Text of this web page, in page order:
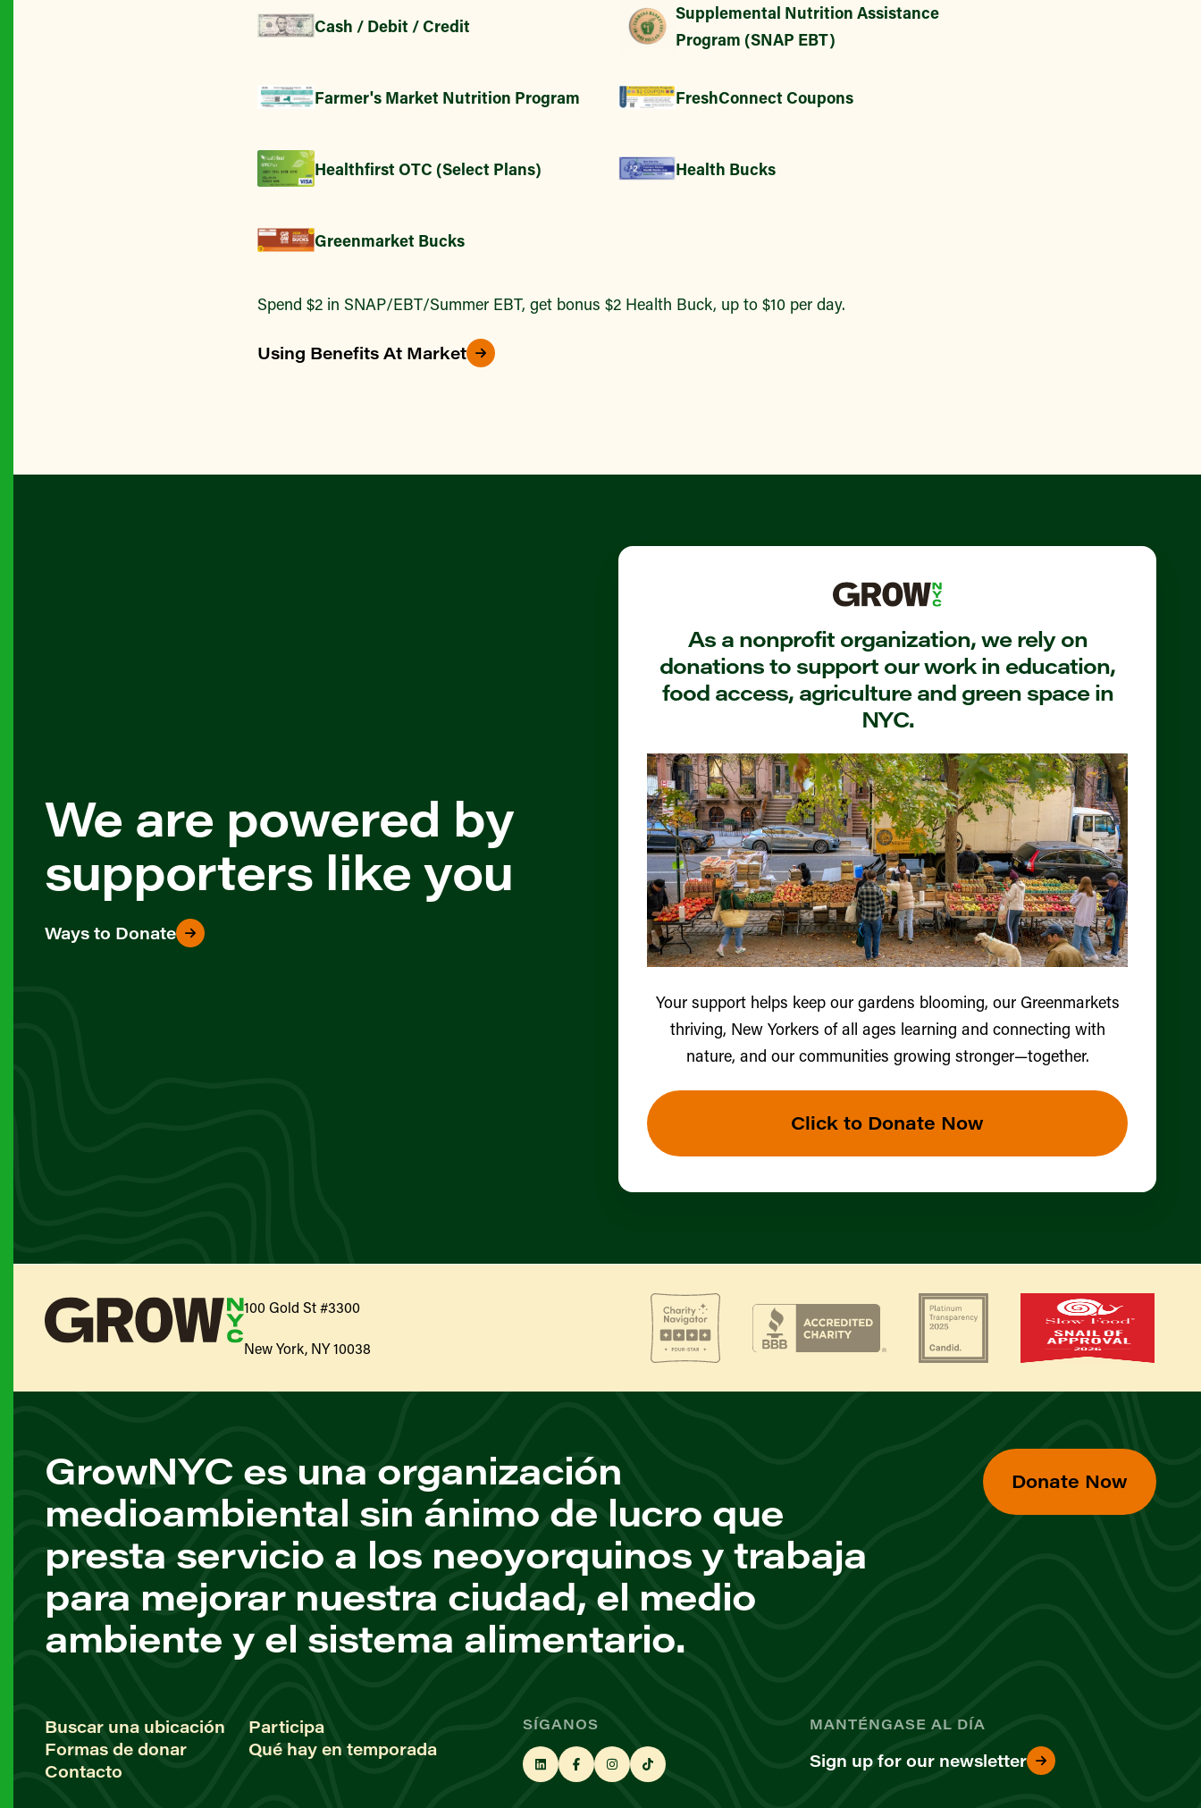
Cash / Debit / Credit
Supplemental Nutrition Assistance
Program (SNAP EBT)
Farmer's Market Nutrition Program FreshConnect Coupons
Healthfirst OTC (Select Plans) Health Bucks
Greenmarket Bucks
Spend $2 in SNAP/EBT/Summer EBT, get bonus $2 Health Buck, up to $10 per day.
Using Benefits At Market
We are powered by
supporters like you
Ways to Donate
As a nonprofit organization, we rely on
donations to support our work in education,
food access, agriculture and green space in
NYC.
Your support helps keep our gardens blooming, our Greenmarkets
thriving, New Yorkers of all ages learning and connecting with
nature, and our communities growing stronger—together.
Click to Donate Now
100 Gold St #3300
New York, NY 10038
GrowNYC es una organización
medioambiental sin ánimo de lucro que
presta servicio a los neoyorquinos y trabaja
para mejorar nuestra ciudad, el medio
ambiente y el sistema alimentario.
Donate Now
Buscar una ubicación
Participa
Formas de donar
Qué hay en temporada
Contacto
SÍGANOS MANTÉNGASE AL DÍA
Sign up for our newsletter